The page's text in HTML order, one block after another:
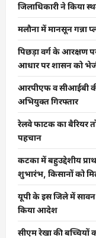
जिलाधिकारी ने किया
मलौना में मानसून गन्ना
पिछड़ा वर्ग के आरक्षण
आधार पर शासन को
आरपीएफ व सीआईबी
अभियुक्त गिरफ्तार
रेलवे फाटक का बैरियर
पहचान
कटका में बहुउद्देशीय
शुभारंभ, किसानों को
यूपी के इस जिले में सावन
किया आदेश
सीएम रेखा की बच्चियों